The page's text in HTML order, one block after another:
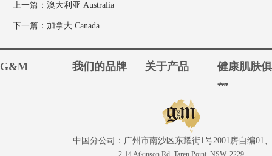
上一篇 ：澳大利亚 Australia
下一篇 ：加拿大 Canada
G&M 我们的品牌 关于产品
健康肌肤
部
中国分公司：广州市南沙区东耀街1号2001房自编01
2-14 Atkinson Rd, Taren Point. NSW. 2229